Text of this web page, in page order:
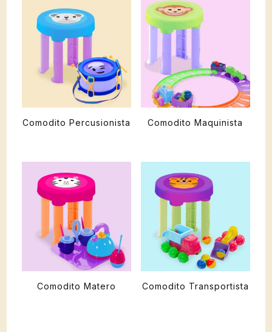
Comodito Percusionista Comodito Maquinista
Comodito Matero Comodito Transportista